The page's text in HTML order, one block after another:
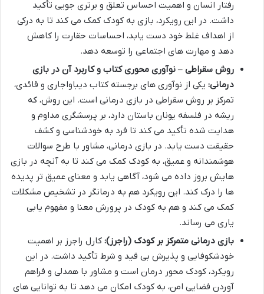
رفتار انسان و اهمیت احساس تعلق و برتری جویی تأکید
داشت. در این رویکرد، بازی به کودک کمک می کند تا به درکی
از اهداف غلط خود دست یابد، احساسات حقارت را کاهش
دهد و مهارت های اجتماعی را توسعه دهد.
روش سقراطی – نوآوری محوری کتاب و کاربرد آن در بازی
درمانی: یکی از نوآوری های برجسته کتاب دیباواجاری و قائدی،
تمرکز بر روش سقراطی در بازی درمانی است. این روش، که
ریشه در فلسفه یونان باستان دارد، بر پرسشگری مداوم و
هدایت شده تأکید می کند تا فرد به خودشناسی و کشف
حقیقت دست یابد. در بازی درمانی، مشاور با طرح سوالات
هوشمندانه و عمیق، به کودک کمک می کند تا به آنچه در بازی
هایش بروز داده می شود، آگاهی یابد و معنای عمیق تر پدیده
ها را درک کند. این رویکرد هم به درمانگر در تشخیص مشکلات
کمک می کند و هم به کودک در پرورش معنا و مفهوم یابی
یاری می رساند.
بازی درمانی متمرکز بر کودک (راجرز): کارل راجرز بر اهمیت
خودشکوفایی و پذیرش بی قید و شرط تأکید داشت. در این
رویکرد، کودک محور درمان است و مشاور با همدلی و فراهم
آوردن فضایی امن، به کودک امکان می دهد تا به توانایی های